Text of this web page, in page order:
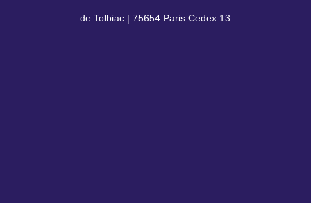
de Tolbiac | 75654 Paris Cedex 13